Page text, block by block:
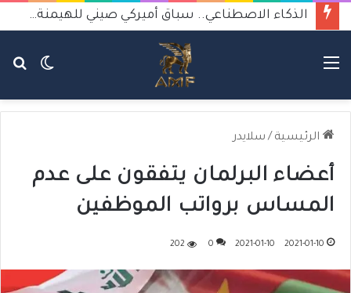
الذكاء الاصطناعي.. سباق أميركي صيني للهيمنة يثير القلق
الوضع
القائمة
الرئيسية / سلايدر
أعضاء البرلمان يتفقون على عدم
المساس برواتب الموظفين
2021-01-10
2021-01-10
0
202